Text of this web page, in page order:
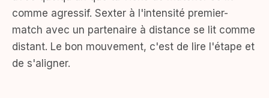
comme agressif. Sexter à l'intensité premier-
match avec un partenaire à distance se lit comme
distant. Le bon mouvement, c'est de lire l'étape et
de s'aligner.